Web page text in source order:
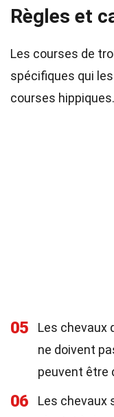
Règles et
Les courses de
spécifiques qui
courses hippiques.
05
Les chevaux
ne doivent
peuvent être
06
Les chevaux